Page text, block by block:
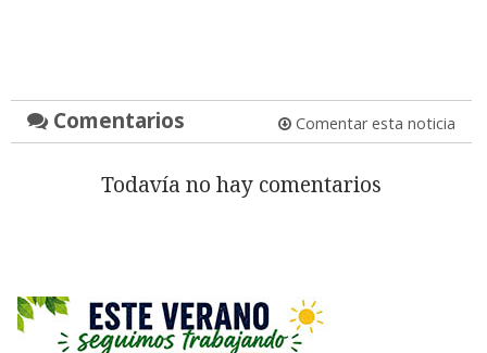
Comentarios Comentar esta noticia
Todavía no hay comentarios